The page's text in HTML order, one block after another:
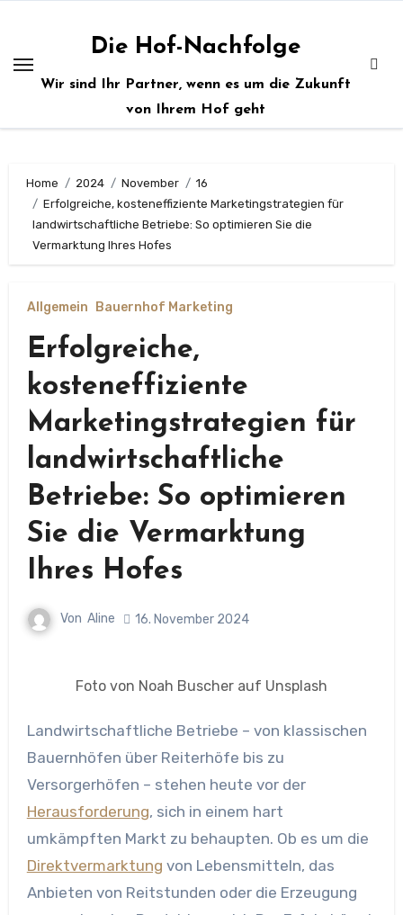
springen
Die Hof-Nachfolge
Wir sind Ihr Partner, wenn es um die Zukunft
von Ihrem Hof geht
Home 2024 November
16
Erfolgreiche, kosteneffiziente Marketingstrategien für
landwirtschaftliche Betriebe: So optimieren Sie die
Vermarktung Ihres Hofes
Allgemein Bauernhof Marketing
Erfolgreiche,
kosteneffiziente
Marketingstrategien für
landwirtschaftliche
Betriebe: So optimieren
Sie die Vermarktung
Ihres Hofes
Von Aline 16. November 2024
Foto von Noah Buscher auf Unsplash
Landwirtschaftliche Betriebe – von klassischen
Bauernhöfen über Reiterhöfe bis zu
Versorgerhöfen – stehen heute vor der
Herausforderung, sich in einem hart
umkämpften Markt zu behaupten. Ob es um die
Direktvermarktung von Lebensmitteln, das
Anbieten von Reitstunden oder die Erzeugung